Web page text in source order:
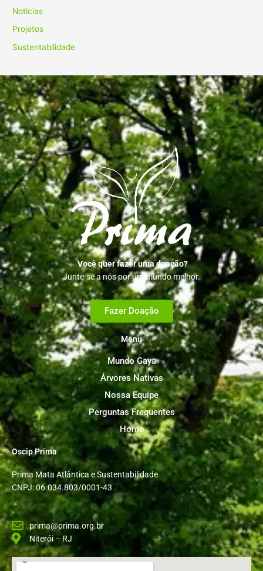
Notícias
Projetos
Sustentabilidade
Você quer fazer uma doação?
Junte-se a nós por um mundo melhor.
Fazer Doação
Menu
Mundo Gaya
Árvores Nativas
Nossa Equipe
Perguntas Frequentes
Home
Oscip Prima
Prima Mata Atlântica e Sustentabilidade
CNPJ: 06.034.803/0001-43
prima@prima.org.br
Niterói – RJ